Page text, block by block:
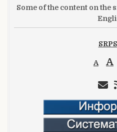
Some of the content on the
A A